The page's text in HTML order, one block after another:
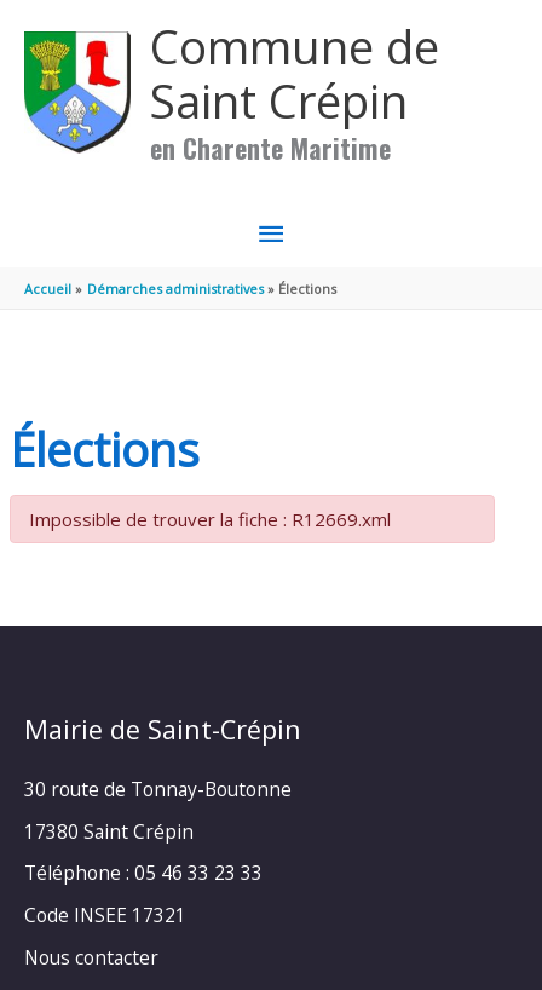
Commune de
Saint Crépin
en Charente Maritime
MENU
PRINCIPAL
Accueil Démarches administratives Élections
Élections
Impossible de trouver la fiche : R12669.xml
Mairie de Saint-Crépin
30 route de Tonnay-Boutonne
17380 Saint Crépin
Téléphone : 05 46 33 23 33
Code INSEE 17321
Nous contacter